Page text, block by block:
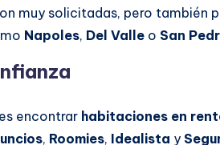
muy solicitadas, pero también
Napoles, Del Valle o San
encontrar habitaciones en
, Roomies, Idealista y